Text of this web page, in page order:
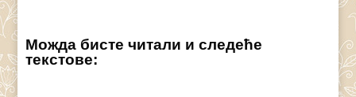
Можда бисте читали и следеће
текстове: